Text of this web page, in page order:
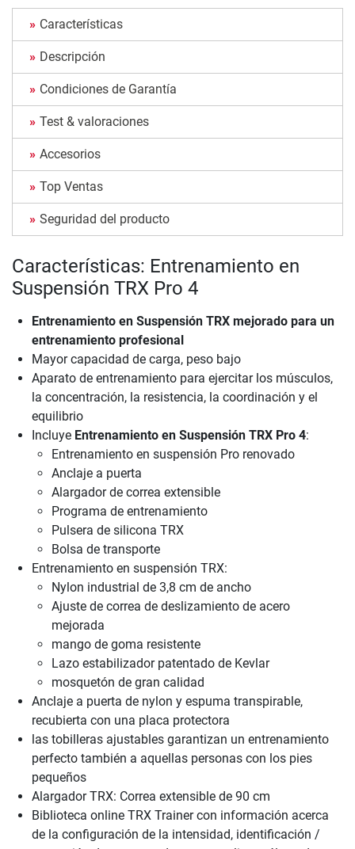
Características
Descripción
Condiciones de Garantía
Test & valoraciones
Accesorios
Top Ventas
Seguridad del producto
Características: Entrenamiento en
Suspensión TRX Pro 4
Entrenamiento en Suspensión TRX mejorado para un
entrenamiento profesional
Mayor capacidad de carga, peso bajo
Aparato de entrenamiento para ejercitar los músculos,
la concentración, la resistencia, la coordinación y el
equilibrio
Incluye Entrenamiento en Suspensión TRX Pro 4:
Entrenamiento en suspensión Pro renovado
Anclaje a puerta
Alargador de correa extensible
Programa de entrenamiento
Pulsera de silicona TRX
Bolsa de transporte
Entrenamiento en suspensión TRX:
Nylon industrial de 3,8 cm de ancho
Ajuste de correa de deslizamiento de acero
mejorada
mango de goma resistente
Lazo estabilizador patentado de Kevlar
mosquetón de gran calidad
Anclaje a puerta de nylon y espuma transpirable,
recubierta con una placa protectora
las tobilleras ajustables garantizan un entrenamiento
perfecto también a aquellas personas con los pies
pequeños
Alargador TRX: Correa extensible de 90 cm
Biblioteca online TRX Trainer con información acerca
de la configuración de la intensidad, identificación /